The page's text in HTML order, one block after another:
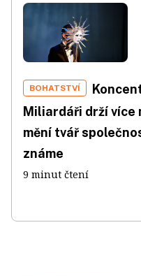
BOHATSTVÍ
Miliardáři drží více
mění tvář
známe
9 minut čtení